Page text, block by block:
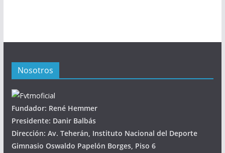
Nosotros
Fundador: René Hemmer
Presidente: Danir Balbás
Dirección: Av. Teherán, Instituto Nacional del Deporte
Gimnasio Oswaldo Papelón Borges, Piso 6